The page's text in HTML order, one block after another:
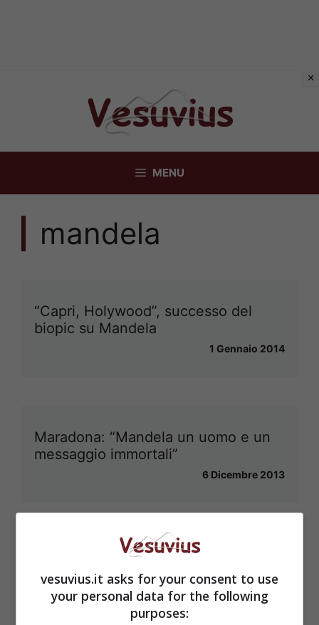
MENU
mandela
“Capri, Holywood”, successo del
biopic su Mandela
1 Gennaio 2014
Maradona: “Mandela un uomo e un
messaggio immortali”
6 Dicembre 2013
Mandela “resuscita” sul presepe di
Napoli
6 Dicembre 2013
vesuvius.it asks for your consent to use
your personal data for the following
purposes: